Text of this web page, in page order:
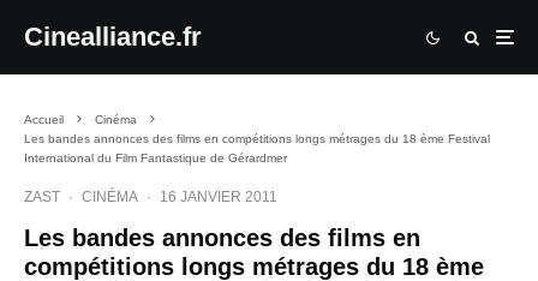
Cinealliance.fr
Accueil
Cinéma
Les bandes annonces des films en compétitions longs métrages du 18 ème Festival
International du Film Fantastique de Gérardmer
ZAST · CINÉMA · 16 JANVIER 2011
Les bandes annonces des films en
compétitions longs métrages du 18 ème